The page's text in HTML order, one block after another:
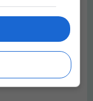
in de zomer al
weer een
te imponeren. Ps,
niets met stress te